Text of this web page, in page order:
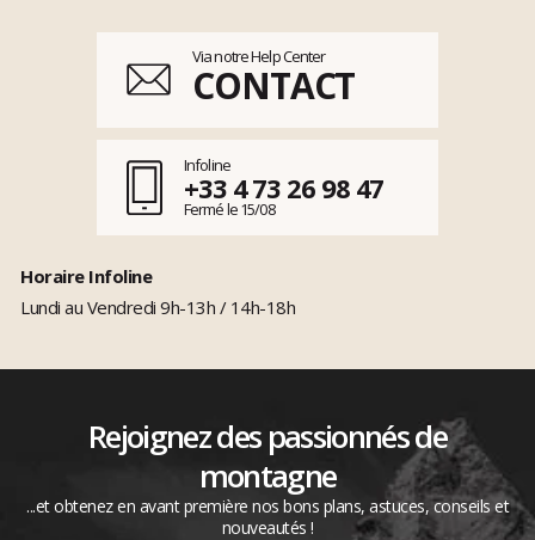
Via notre Help Center
CONTACT
Infoline
+33 4 73 26 98 47
Fermé le 15/08
Horaire Infoline
Lundi au Vendredi 9h-13h / 14h-18h
Rejoignez des passionnés de
montagne
...et obtenez en avant première nos bons plans, astuces, conseils et
nouveautés !